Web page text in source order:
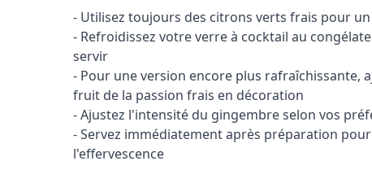
- Utilisez toujours des citrons verts frais pour
- Refroidissez votre verre à cocktail au
servir
- Pour une version encore plus rafraîchissante,
fruit de la passion frais en décoration
- Ajustez l'intensité du gingembre selon vos
- Servez immédiatement après préparation
l'effervescence